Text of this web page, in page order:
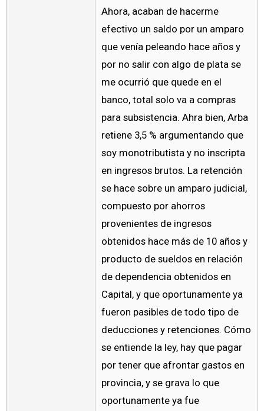
Ahora, acaban de hacerme
efectivo un saldo por un amparo
que venía peleando hace años y
por no salir con algo de plata se
me ocurrió que quede en el
banco, total solo va a compras
para subsistencia. Ahra bien, Arba
retiene 3,5 % argumentando que
soy monotributista y no inscripta
en ingresos brutos. La retención
se hace sobre un amparo judicial,
compuesto por ahorros
provenientes de ingresos
obtenidos hace más de 10 años y
producto de sueldos en relación
de dependencia obtenidos en
Capital, y que oportunamente ya
fueron pasibles de todo tipo de
deducciones y retenciones. Cómo
se entiende la ley, hay que pagar
por tener que afrontar gastos en
provincia, y se grava lo que
oportunamente ya fue